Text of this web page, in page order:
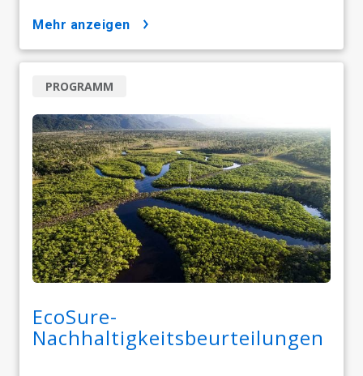
mehr anzeigen
EcoSure-
Nachhaltigkeitsbeurteilungen
PROGRAMM